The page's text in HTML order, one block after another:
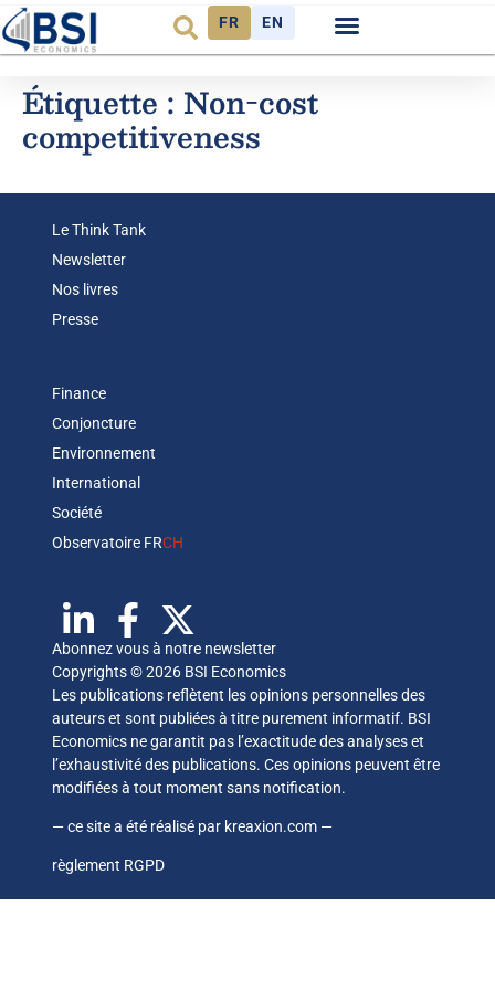
FR EN
Étiquette : Non-cost
competitiveness
Le Think Tank
Newsletter
Nos livres
Presse
Finance
Conjoncture
Environnement
International
Société
Observatoire FRCH
Abonnez vous à notre newsletter
Copyrights © 2026 BSI Economics
Les publications reflètent les opinions personnelles des
auteurs et sont publiées à titre purement informatif. BSI
Economics ne garantit pas l’exactitude des analyses et
l’exhaustivité des publications. Ces opinions peuvent être
modifiées à tout moment sans notification.
— ce site a été réalisé par kreaxion.com —
règlement RGPD